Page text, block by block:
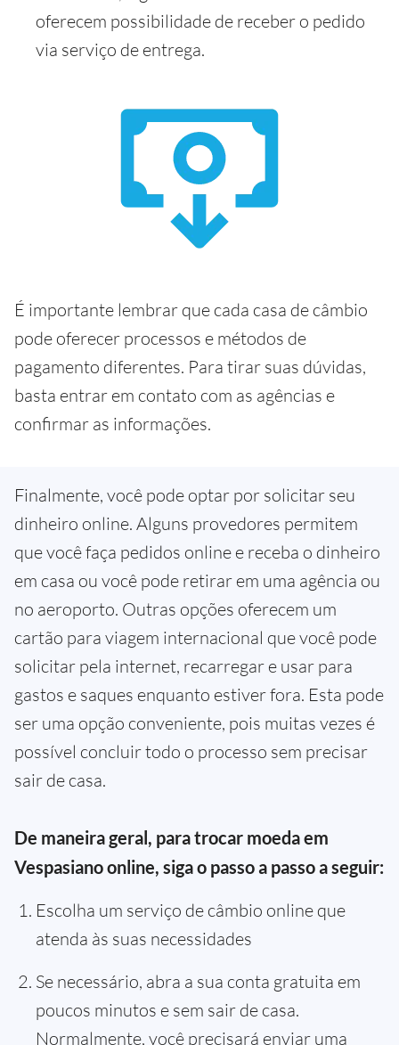
oferecem possibilidade de receber o pedido
via serviço de entrega.
É importante lembrar que cada casa de câmbio
pode oferecer processos e métodos de
pagamento diferentes. Para tirar suas dúvidas,
basta entrar em contato com as agências e
confirmar as informações.
Finalmente, você pode optar por solicitar seu
dinheiro online. Alguns provedores permitem
que você faça pedidos online e receba o dinheiro
em casa ou você pode retirar em uma agência ou
no aeroporto. Outras opções oferecem um
cartão para viagem internacional que você pode
solicitar pela internet, recarregar e usar para
gastos e saques enquanto estiver fora. Esta pode
ser uma opção conveniente, pois muitas vezes é
possível concluir todo o processo sem precisar
sair de casa.
De maneira geral, para trocar moeda em
Vespasiano online, siga o passo a passo a seguir:
Escolha um serviço de câmbio online que
atenda às suas necessidades
Se necessário, abra a sua conta gratuita em
poucos minutos e sem sair de casa.
Normalmente, você precisará enviar uma